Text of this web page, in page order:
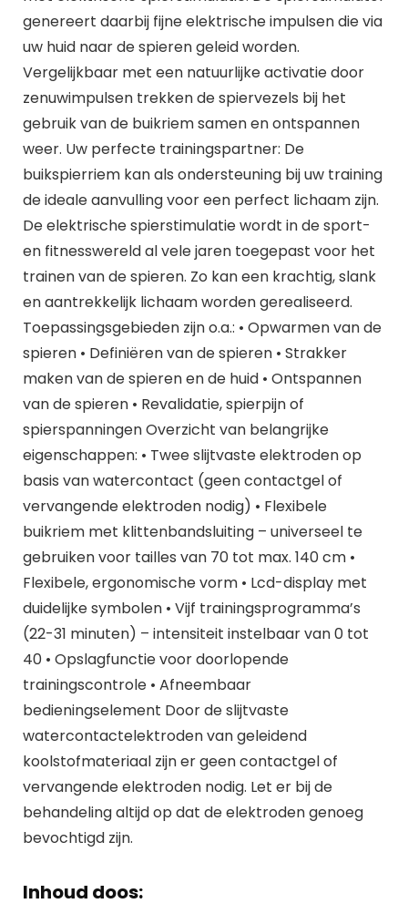
genereert daarbij fijne elektrische impulsen die via
uw huid naar de spieren geleid worden.
Vergelijkbaar met een natuurlijke activatie door
zenuwimpulsen trekken de spiervezels bij het
gebruik van de buikriem samen en ontspannen
weer. Uw perfecte trainingspartner: De
buikspierriem kan als ondersteuning bij uw training
de ideale aanvulling voor een perfect lichaam zijn.
De elektrische spierstimulatie wordt in de sport-
en fitnesswereld al vele jaren toegepast voor het
trainen van de spieren. Zo kan een krachtig, slank
en aantrekkelijk lichaam worden gerealiseerd.
Toepassingsgebieden zijn o.a.: • Opwarmen van de
spieren • Definiëren van de spieren • Strakker
maken van de spieren en de huid • Ontspannen
van de spieren • Revalidatie, spierpijn of
spierspanningen Overzicht van belangrijke
eigenschappen: • Twee slijtvaste elektroden op
basis van watercontact (geen contactgel of
vervangende elektroden nodig) • Flexibele
buikriem met klittenbandsluiting – universeel te
gebruiken voor tailles van 70 tot max. 140 cm •
Flexibele, ergonomische vorm • Lcd-display met
duidelijke symbolen • Vijf trainingsprogramma’s
(22-31 minuten) – intensiteit instelbaar van 0 tot
40 • Opslagfunctie voor doorlopende
trainingscontrole • Afneembaar
bedieningselement Door de slijtvaste
watercontactelektroden van geleidend
koolstofmateriaal zijn er geen contactgel of
vervangende elektroden nodig. Let er bij de
behandeling altijd op dat de elektroden genoeg
bevochtigd zijn.
Inhoud doos: